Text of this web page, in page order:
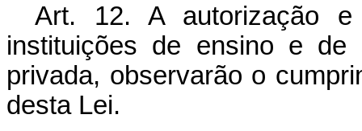
Art. 12. A autorização e
instituições de ensino e
privada, observarão o
desta Lei.